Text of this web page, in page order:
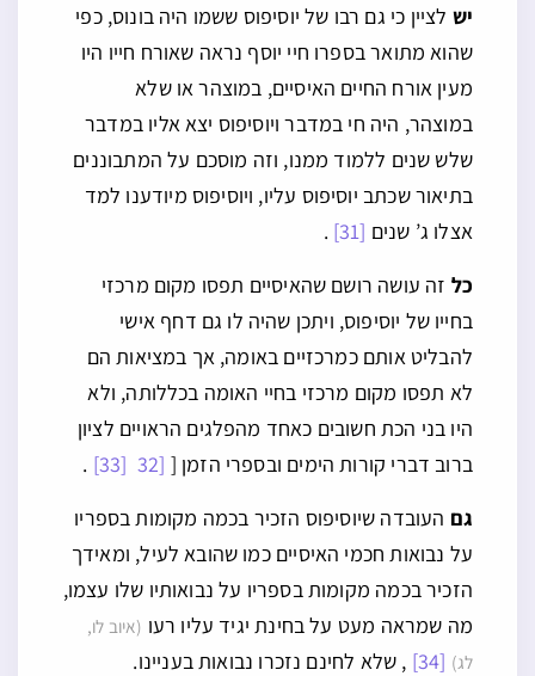
יש לציין כי גם רבו של יוסיפוס ששמו היה בונוס, כפי
שהוא מתואר בספרו חיי יוסף נראה שאורח חייו היו
מעין אורח החיים האיסיים, במוצהר או שלא
במוצהר, היה חי במדבר ויוסיפוס יצא אליו במדבר
שלש שנים ללמוד ממנו, וזה מוסכם על המתבוננים
בתיאור שכתב יוסיפוס עליו, ויוסיפוס מיודענו למד
אצלו ג’ שנים [31]
.
כל זה עושה רושם שהאיסיים תפסו מקום מרכזי
בחייו של יוסיפוס, ויתכן שהיה לו גם דחף אישי
להבליט אותם כמרכזיים באומה, אך במציאות הם
לא תפסו מקום מרכזי בחיי האומה בכללותה, ולא
היו בני הכת חשובים כאחד מהפלגים הראויים לציון
ברוב דברי קורות הימים ובספרי הזמן [ [32
[33]
.
גם העובדה שיוסיפוס הזכיר בכמה מקומות בספריו
על נבואות חכמי האיסיים כמו שהובא לעיל, ומאידך
הזכיר בכמה מקומות בספריו על נבואותיו שלו עצמו,
מה שמראה מעט על בחינת יגיד עליו רעו (איוב לו,
לג) [34]
, שלא לחינם נזכרו נבואות בעניינו.